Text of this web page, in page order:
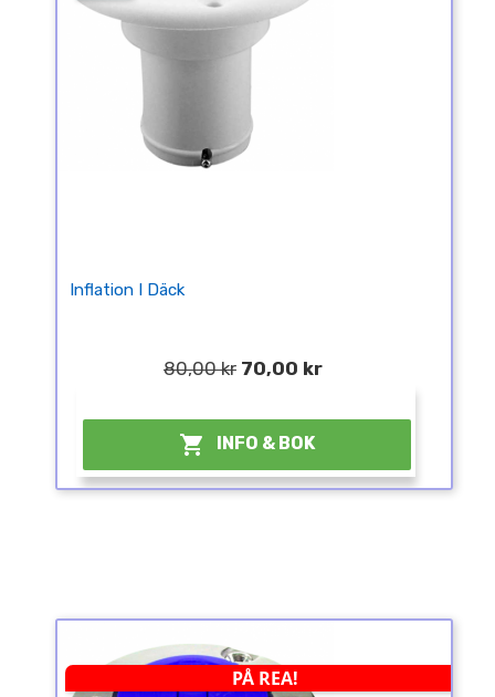
Inflation I Däck
80,00 kr 70,00 kr
 INFO & BOK
PÅ REA!